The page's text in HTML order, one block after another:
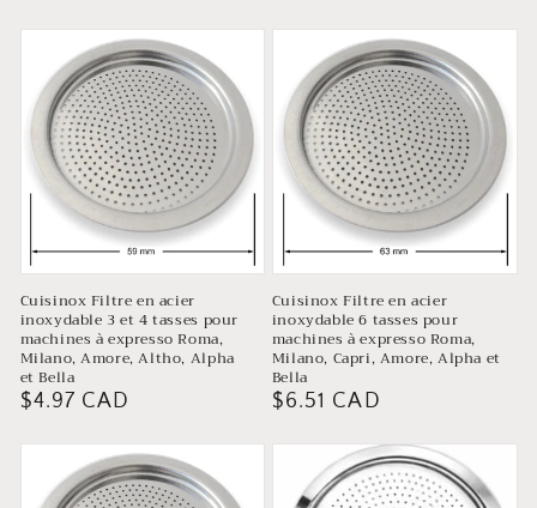
habituel
habituel
Cuisinox Filtre en acier
inoxydable 3 et 4 tasses pour
machines à expresso Roma,
Milano, Amore, Altho, Alpha
et Bella
Prix
habituel
$4.97 CAD
Cuisinox Filtre en acier
inoxydable 6 tasses pour
machines à expresso Roma,
Milano, Capri, Amore, Alpha et
Bella
Prix
habituel
$6.51 CAD